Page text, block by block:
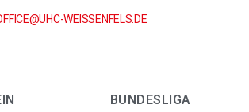
WEISSENFELS.DE
BUNDESLIGA